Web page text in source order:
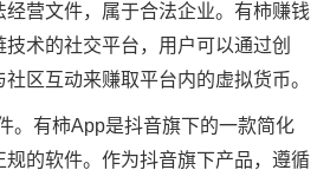
营文件，属于合法企业。有柿赚钱
术的社交平台，用户可以通过创
区互动来赚取平台内的虚拟货币。
。有柿App是抖音旗下的一款简化
规的软件。作为抖音旗下产品，遵循